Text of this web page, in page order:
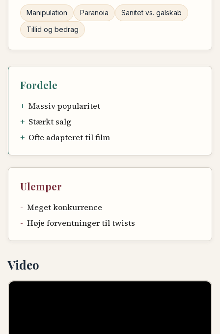
Manipulation Paranoia
Sanitet vs. galskab
Tillid og bedrag
Fordele
+ Massiv popularitet
+ Stærkt salg
+ Ofte adapteret til film
Ulemper
- Meget konkurrence
- Høje forventninger til twists
Video